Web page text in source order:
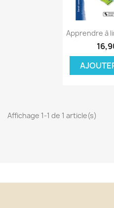

Apprendre à
Affichage 1-1 de 1 article(s)